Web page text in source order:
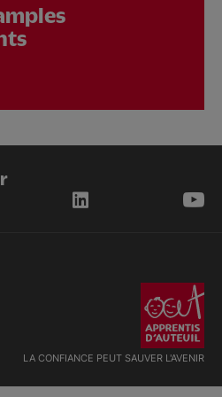
LA CONFIANCE PEUT SAUVER L'AVENIR